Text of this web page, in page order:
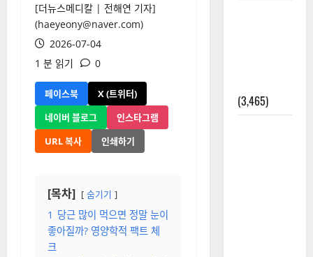
[더뉴스메디칼 | 전해연 기자]
(haeyeony@naver.com)
2026-07-04
1 분 읽기
0
페이스북
X (트위터)
네이버 블로그
인스타그램
URL 복사
인쇄하기
[목차] 숨기기
1 당근 많이 먹으면 정말 눈이
좋아질까? 영양학적 팩트 체
크
(3,465)